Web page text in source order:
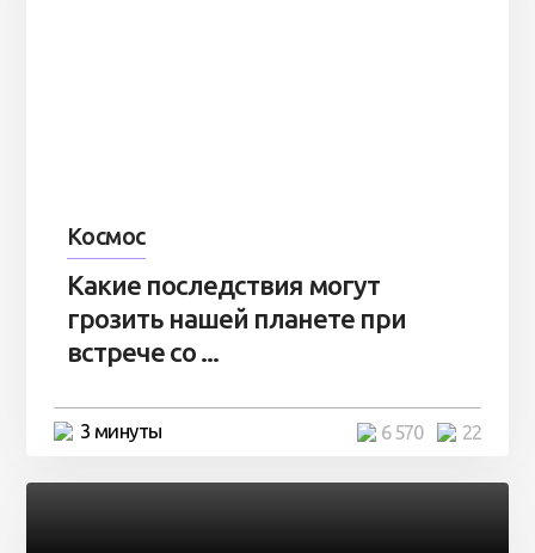
Космос
Какие последствия могут
грозить нашей планете при
встрече со ...
3 минуты 22
6 570